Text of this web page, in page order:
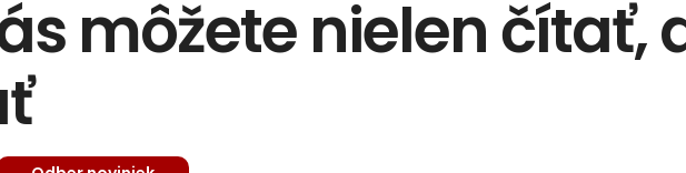
môžete nielen čítať,